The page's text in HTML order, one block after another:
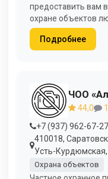
предоставить вам
охране объектов
Подробнее
ЧОО
44,0
+7 (937) 962-67-27
410018,
Усть-Курдюмская,
Охрана объектов